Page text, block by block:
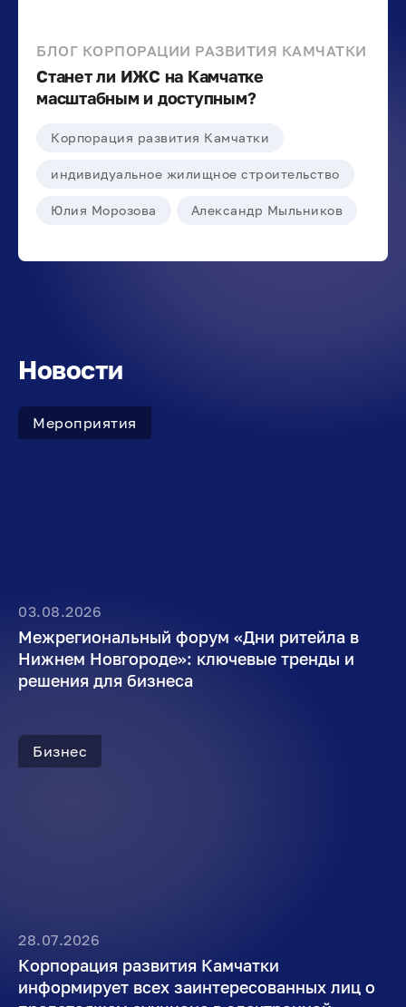
БЛОГ КОРПОРАЦИИ РАЗВИТИЯ КАМЧАТКИ
Станет ли ИЖС на Камчатке
масштабным и доступным?
Корпорация развития Камчатки
индивидуальное жилищное строительство
Юлия Морозова Александр Мыльников
Новости
Мероприятия
03.08.2026
Межрегиональный форум «Дни ритейла в
Нижнем Новгороде»: ключевые тренды и
решения для бизнеса
Бизнес
28.07.2026
Корпорация развития Камчатки
информирует всех заинтересованных лиц о